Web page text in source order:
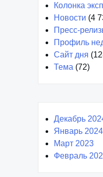
Колонка
Новости (4
Пресс-
Профиль
Сайт дня
Тема (72)
Декабрь
Январь 2024
Март 2023
Февраль